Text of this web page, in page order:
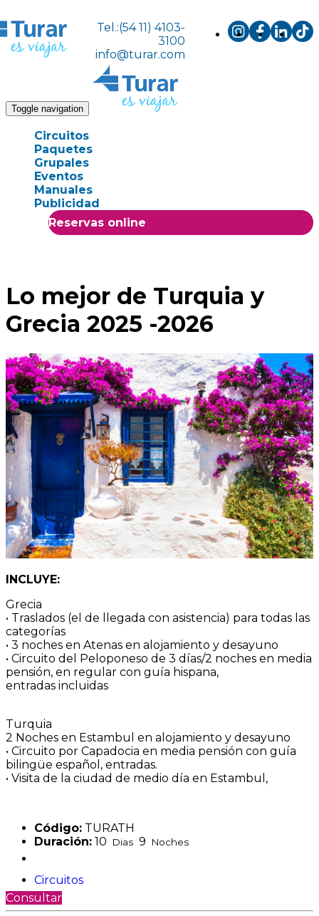
Tel.:(54 11) 4103-
3100
info@turar.com
Toggle navigation
Circuitos
Paquetes
Grupales
Eventos
Manuales
Publicidad
Reservas online
Lo mejor de Turquia y
Grecia 2025 -2026
INCLUYE:
Grecia
• Traslados (el de llegada con asistencia) para todas las
categorías
• 3 noches en Atenas en alojamiento y desayuno
• Circuito del Peloponeso de 3 días/2 noches en media
pensión, en regular con guía hispana,
entradas incluidas
Turquia
2 Noches en Estambul en alojamiento y desayuno
• Circuito por Capadocia en media pensión con guía
bilingüe español, entradas.
• Visita de la ciudad de medio día en Estambul,
Código: TURATH
Duración: 10 Dias 9 Noches
Circuitos
Consultar